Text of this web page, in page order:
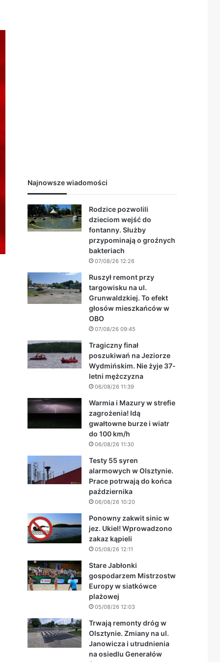
Najnowsze wiadomości
Rodzice pozwolili
dzieciom wejść do
fontanny. Służby
przypominają o groźnych
bakteriach
07/08/26 12:26
Ruszył remont przy
targowisku na ul.
Grunwaldzkiej. To efekt
głosów mieszkańców w
OBO
07/08/26 09:45
Tragiczny finał
poszukiwań na Jeziorze
Wydmińskim. Nie żyje 37-
letni mężczyzna
06/08/26 11:39
Warmia i Mazury w strefie
zagrożenia! Idą
gwałtowne burze i wiatr
do 100 km/h
06/08/26 11:30
Testy 55 syren
alarmowych w Olsztynie.
Prace potrwają do końca
października
06/08/26 10:20
Ponowny zakwit sinic w
jez. Ukiel! Wprowadzono
zakaz kąpieli
05/08/26 12:11
Stare Jabłonki
gospodarzem Mistrzostw
Europy w siatkówce
plażowej
05/08/26 12:03
Trwają remonty dróg w
Olsztynie. Zmiany na ul.
Janowicza i utrudnienia
na osiedlu Generałów